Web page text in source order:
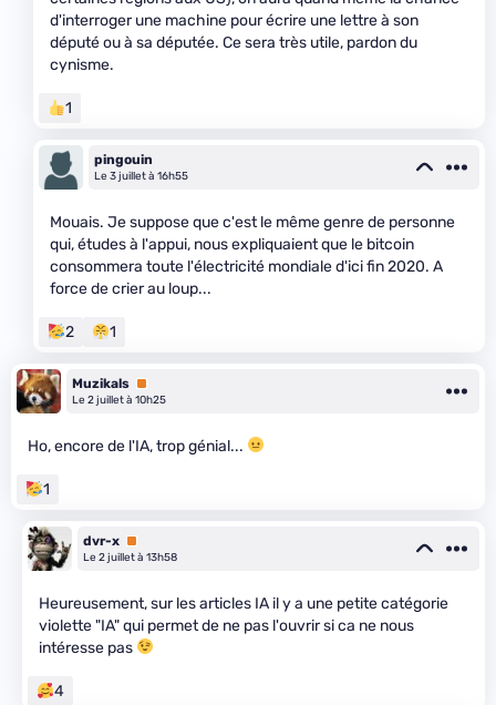
d'interroger une machine pour écrire une lettre à son
député ou à sa députée. Ce sera très utile, pardon du
cynisme.
1
pingouin
Le 3 juillet à 16h55
Mouais. Je suppose que c'est le même genre de personne
qui, études à l'appui, nous expliquaient que le bitcoin
consommera toute l'électricité mondiale d'ici fin 2020. A
force de crier au loup...
2 1
Muzikals Premium
Le 2 juillet à 10h25
Ho, encore de l'IA, trop génial...
1
dvr-x Premium
Le 2 juillet à 13h58
Heureusement, sur les articles IA il y a une petite catégorie
violette "IA" qui permet de ne pas l'ouvrir si ca ne nous
intéresse pas
4